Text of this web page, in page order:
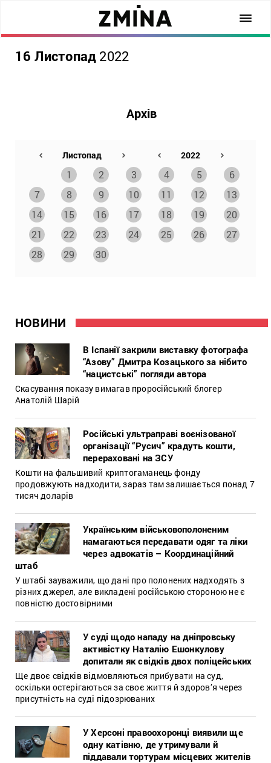
16 Листопад 2022
НОВИНИ
В Іспанії закрили виставку фотографа
“Азову” Дмитра Козацького за нібито
“нацистські” погляди автора
Скасування показу вимагав проросійський блогер
Анатолій Шарій
Російські ультраправі воєнізованої
організації “Русич” крадуть кошти,
перераховані на ЗСУ
Кошти на фальшивий криптогаманець фонду
продовжують надходити, зараз там залишається понад 7
тисяч доларів
Українським військовополоненим
намагаються передавати одяг та ліки
через адвокатів – Координаційний
штаб
У штабі зауважили, що дані про полонених надходять з
різних джерел, але викладені російською стороною не є
повністю достовірними
У суді щодо нападу на дніпровську
активістку Наталію Ешонкулову
допитали як свідків двох поліцейських
Ще двоє свідків відмовляються прибувати на суд,
оскільки остерігаються за своє життя й здоров’я через
присутність на суді підозрюваних
У Херсоні правоохоронці виявили ще
одну катівню, де утримували й
піддавали тортурам місцевих жителів
Архів
1 2 3 4 5
6
7
8 9 10 11 12
13
14
15 16 17 18 19
20
21
22 23 24 25 26
27
28
29 30